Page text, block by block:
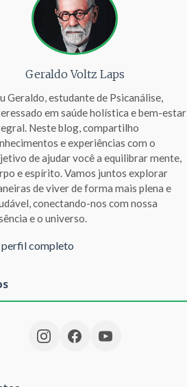
Geraldo Voltz Laps
Geraldo, estudante de Psicanálise,
em saúde holística e bem-estar
Neste blog, compartilho
e experiências com o
de ajudar você a equilibrar mente,
e espírito. Vamos juntos explorar
de viver de forma mais plena e
conectando-nos com nossa
e o universo.
perfil completo